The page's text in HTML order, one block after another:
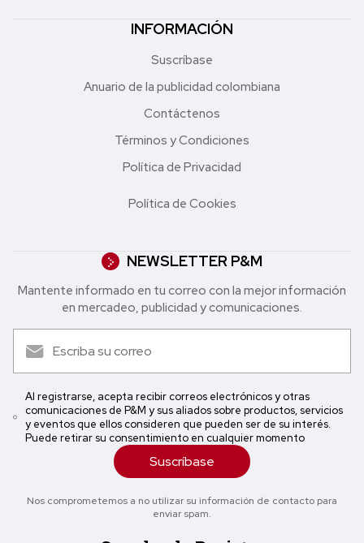
INFORMACIÓN
Suscríbase
Anuario de la publicidad colombiana
Contáctenos
Términos y Condiciones
Política de Privacidad
Política de Cookies
NEWSLETTER P&M
Mantente informado en tu correo con la mejor in formación
en mercadeo, publicidad y comunicaciones.
Al registrarse, acepta recibir correos electrónicos y otras
comunicaciones de P&M y sus aliados sobre productos, servicios
y eventos que ellos consideren que pueden ser de su interés.
Puede retirar su consentimiento en cualquier momento
Suscríbase
Nos comprometemos a no utilizar su información de contacto para
enviar spam.